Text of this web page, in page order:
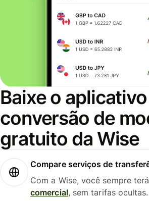
Baixe o
conversão de
gratuito da Wise
Compare serviços de
Com a Wise, você sempre
comercial, sem tarifas ocultas.